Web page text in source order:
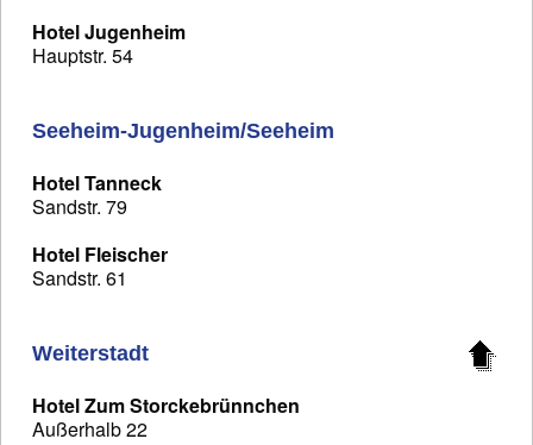
Hotel Jugenheim
Hauptstr. 54
Seeheim-Jugenheim/Seeheim
Hotel Tanneck
Sandstr. 79
Hotel Fleischer
Sandstr. 61
Weiterstadt
Hotel Zum Storckebrünnchen
Außerhalb 22